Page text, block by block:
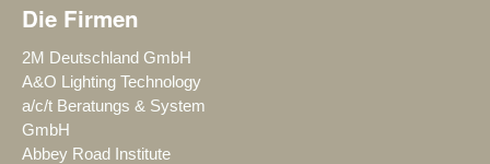
Die Firmen
2M Deutschland GmbH
A&O Lighting Technology
a/c/t Beratungs & System
GmbH
Abbey Road Institute